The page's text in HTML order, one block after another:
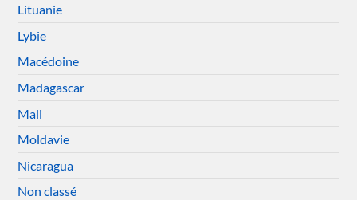
Lituanie
Lybie
Macédoine
Madagascar
Mali
Moldavie
Nicaragua
Non classé